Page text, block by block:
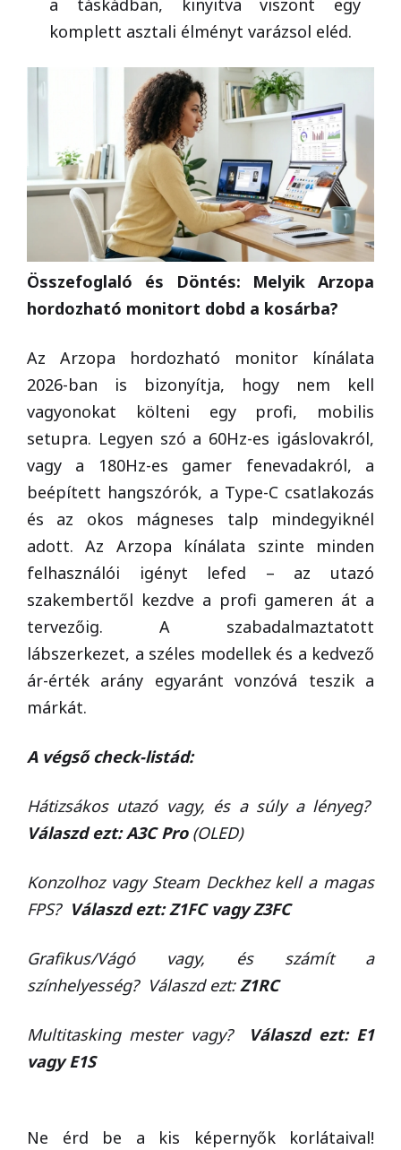
a táskádban, kinyitva viszont egy
komplett asztali élményt varázsol eléd.
Összefoglaló és Döntés: Melyik Arzopa
hordozható monitort dobd a kosárba?
Az Arzopa hordozható monitor kínálata
2026-ban is bizonyítja, hogy nem kell
vagyonokat költeni egy profi, mobilis
setupra. Legyen szó a 60Hz-es igáslovakról,
vagy a 180Hz-es gamer fenevadakról, a
beépített hangszórók, a Type-C csatlakozás
és az okos mágneses talp mindegyiknél
adott. Az Arzopa kínálata szinte minden
felhasználói igényt lefed – az utazó
szakembertől kezdve a profi gameren át a
tervezőig. A szabadalmaztatott
lábszerkezet, a széles modellek és a kedvező
ár-érték arány egyaránt vonzóvá teszik a
márkát.
A végső check-listád:
Hátizsákos utazó vagy, és a súly a lényeg?
Válaszd ezt: A3C Pro(OLED)
Konzolhoz vagy Steam Deckhez kell a magas
FPS? Válaszd ezt: Z1FC vagy Z3FC
Grafikus/Vágó vagy, és számít a
színhelyesség? Válaszd ezt:Z1RC
Multitasking mester vagy?
Válaszd ezt: E1
vagy E1S
Ne érd be a kis képernyők korlátaival!